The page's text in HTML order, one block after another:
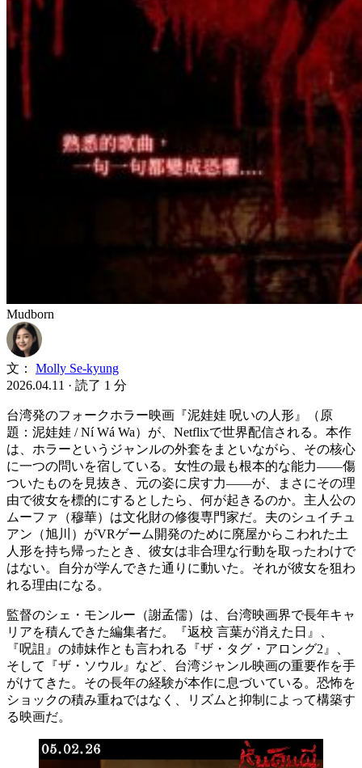
Mudborn
文：
Molly Se-kyung
2026.04.11 · 読了 1 分
台湾発のフォークホラー映画『泥娃娃 呪いの人形』（原
題：泥娃娃 / Ní Wá Wa）が、Netflixで世界配信される。本作
は、ホラーというジャンルの外套をまといながら、その核心
に一つの問いを宿している。女性の最も根本的な能力——傷
ついたものを見抜き、元の姿に戻す力——が、まさにその理
由で彼女を標的にするとしたら、何が起きるのか。主人公の
ムーファ（穆華）は文化財の修復専門家だ。夫のシュイチュ
アン（旭川）がVRゲーム開発のために廃屋からこわれた土
人形を持ち帰ったとき、彼女は非合理な行動を取ったわけで
はない。自分が学んできた通りに動いた。それが彼女を狙わ
れる理由になる。
監督のシェ・モンルー（謝孟儒）は、台湾映画界で長年キャ
リアを積んできた編集者だ。『返校 言葉が消えた日』、
『呪詛』の姉妹作とも言われる『ザ・タグ・アロング2』、
そして『ザ・ソウル』など、台湾ジャンル映画の重要作を手
がけてきた。その長年の経験が本作に息づいている。恐怖を
ショックの積み重ねではなく、リズムと抑制によって構築す
る映画だ。